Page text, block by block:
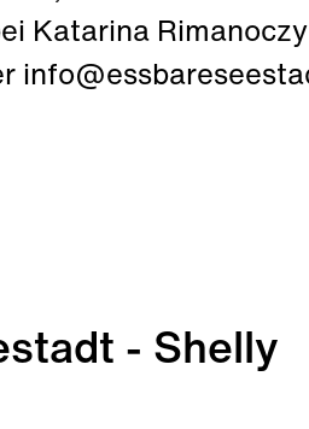
Katarina
- Shelly